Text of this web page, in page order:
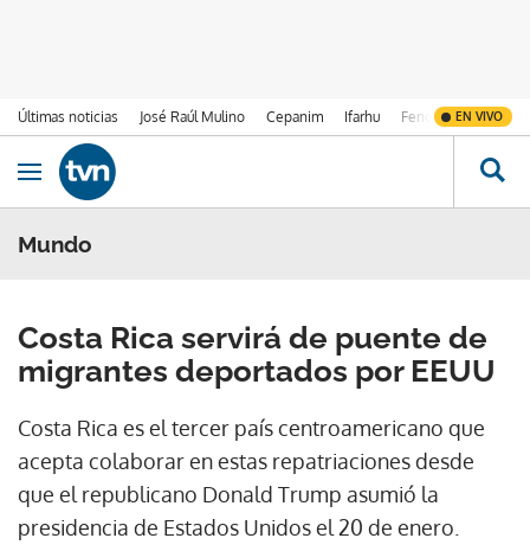
Últimas noticias José Raúl Mulino Cepanim Ifarhu Fenómeno de El
EN VIVO
Ir al contenido
Obrir navegació
Mundo
Costa Rica servirá de puente de
migrantes deportados por EEUU
Costa Rica es el tercer país centroamericano que
acepta colaborar en estas repatriaciones desde
que el republicano Donald Trump asumió la
presidencia de Estados Unidos el 20 de enero.